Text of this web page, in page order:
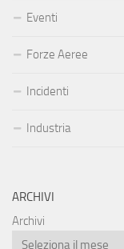
Eventi
Forze Aeree
Incidenti
Industria
ARCHIVI
Archivi